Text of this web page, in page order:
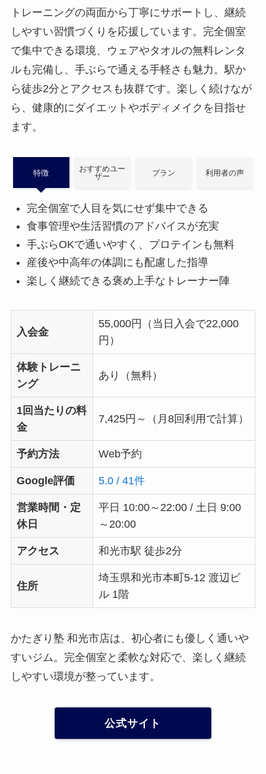
トレーニングの両面から丁寧にサポートし、継続
しやすい習慣づくりを応援しています。完全個室
で集中できる環境、ウェアやタオルの無料レンタ
ルも完備し、手ぶらで通える手軽さも魅力。駅か
ら徒歩2分とアクセスも抜群です。楽しく続けなが
ら、健康的にダイエットやボディメイクを目指せ
ます。
特徴
おすすめユー
ザー
プラン 利用者の声
完全個室で人目を気にせず集中できる
食事管理や生活習慣のアドバイスが充実
手ぶらOKで通いやすく、プロテインも無料
産後や中高年の体調にも配慮した指導
楽しく継続できる褒め上手なトレーナー陣
入会金
55,000円（当日入会で22,000
円）
体験トレーニ
ング
あり（無料）
1回当たりの料
金
7,425円～（月8回利用で計算）
予約方法 Web予約
Google評価 5.0 / 41件
営業時間・定
休日
平日 10:00～22:00 / 土日 9:00
～20:00
アクセス 和光市駅 徒歩2分
住所
埼玉県和光市本町5-12 渡辺ビ
ル 1階
かたぎり塾 和光市店は、初心者にも優しく通いや
すいジム。完全個室と柔軟な対応で、楽しく継続
しやすい環境が整っています。
公式サイト